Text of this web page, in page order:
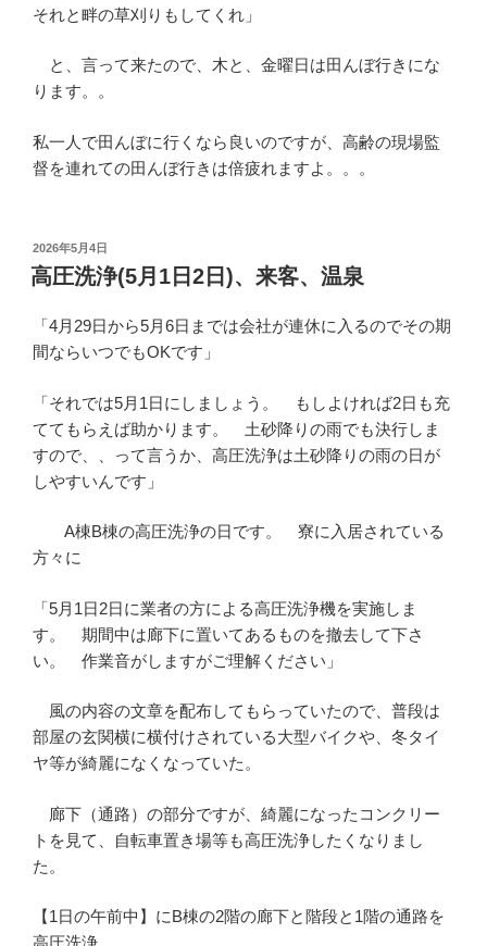
それと畔の草刈りもしてくれ」
と、言って来たので、木と、金曜日は田んぼ行きにな
ります。。
私一人で田んぼに行くなら良いのですが、高齢の現場監
督を連れての田んぼ行きは倍疲れますよ。。。
投
稿
日:
2026年5月4日
高圧洗浄(5月1日2日)、来客、温泉
「4月29日から5月6日までは会社が連休に入るのでその期
間ならいつでもOKです」
「それでは5月1日にしましょう。 もしよければ2日も充
ててもらえば助かります。 土砂降りの雨でも決行しま
すので、、って言うか、高圧洗浄は土砂降りの雨の日が
しやすいんです」
A棟B棟の高圧洗浄の日です。 寮に入居されている
方々に
「5月1日2日に業者の方による高圧洗浄機を実施しま
す。 期間中は廊下に置いてあるものを撤去して下さ
い。 作業音がしますがご理解ください」
風の内容の文章を配布してもらっていたので、普段は
部屋の玄関横に横付けされている大型バイクや、冬タイ
ヤ等が綺麗になくなっていた。
廊下（通路）の部分ですが、綺麗になったコンクリー
トを見て、自転車置き場等も高圧洗浄したくなりまし
た。
【1日の午前中】にB棟の2階の廊下と階段と1階の通路を